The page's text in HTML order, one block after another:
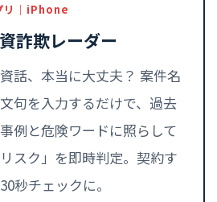
リ｜iPhone
詐欺レーダー
話、本当に大丈夫？ 案件名
句を入力するだけで、過去
例と危険ワードに照らして
リスク」を即時判定。契約す
秒チェックに。